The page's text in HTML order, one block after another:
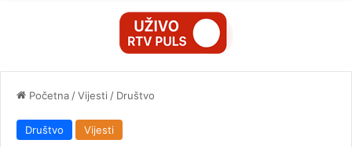
Početna /Vijesti / Društvo
Društvo Vijesti